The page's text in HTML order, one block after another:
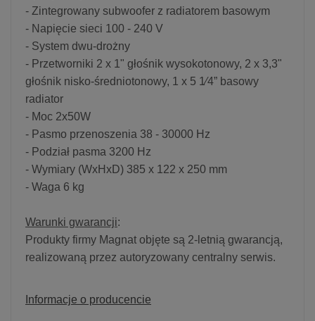
- Zintegrowany subwoofer z radiatorem basowym
- Napięcie sieci 100 - 240 V
- System dwu-drożny
- Przetworniki 2 x 1" głośnik wysokotonowy, 2 x 3,3"
głośnik nisko-średniotonowy, 1 x 5 1⁄4” basowy
radiator
- Moc 2x50W
- Pasmo przenoszenia 38 - 30000 Hz
- Podział pasma 3200 Hz
- Wymiary (WxHxD) 385 x 122 x 250 mm
- Waga 6 kg
Warunki gwarancji:
Produkty firmy Magnat objęte są 2-letnią gwarancją,
realizowaną przez autoryzowany centralny serwis.
Informacje o producencie